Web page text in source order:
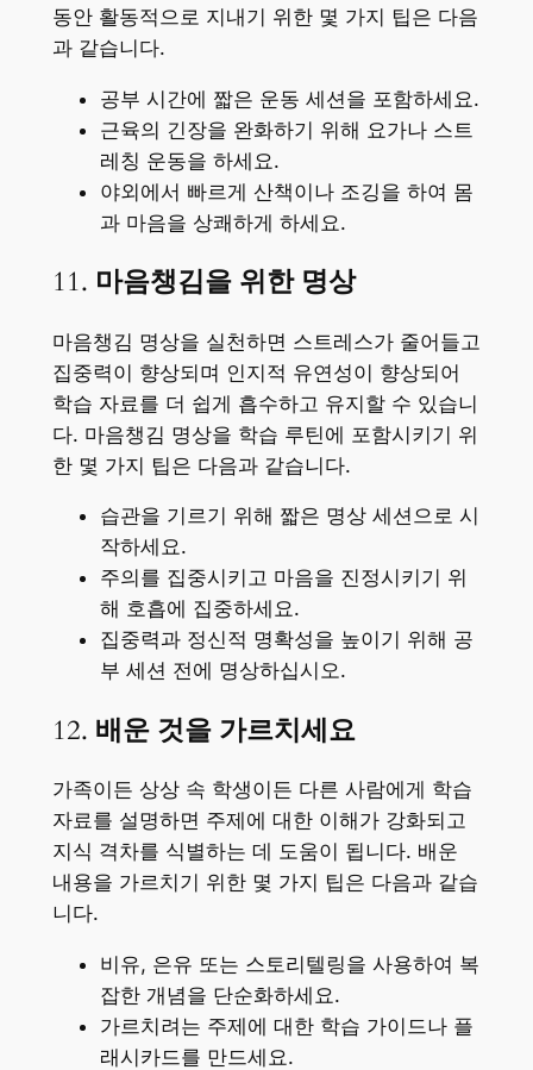
동안 활동적으로 지내기 위한 몇 가지 팁은 다음
과 같습니다.
공부 시간에 짧은 운동 세션을 포함하세요.
근육의 긴장을 완화하기 위해 요가나 스트
레칭 운동을 하세요.
야외에서 빠르게 산책이나 조깅을 하여 몸
과 마음을 상쾌하게 하세요.
11. 마음챙김을 위한 명상
마음챙김 명상을 실천하면 스트레스가 줄어들고
집중력이 향상되며 인지적 유연성이 향상되어
학습 자료를 더 쉽게 흡수하고 유지할 수 있습니
다. 마음챙김 명상을 학습 루틴에 포함시키기 위
한 몇 가지 팁은 다음과 같습니다.
습관을 기르기 위해 짧은 명상 세션으로 시
작하세요.
주의를 집중시키고 마음을 진정시키기 위
해 호흡에 집중하세요.
집중력과 정신적 명확성을 높이기 위해 공
부 세션 전에 명상하십시오.
12. 배운 것을 가르치세요
가족이든 상상 속 학생이든 다른 사람에게 학습
자료를 설명하면 주제에 대한 이해가 강화되고
지식 격차를 식별하는 데 도움이 됩니다. 배운
내용을 가르치기 위한 몇 가지 팁은 다음과 같습
니다.
비유, 은유 또는 스토리텔링을 사용하여 복
잡한 개념을 단순화하세요.
가르치려는 주제에 대한 학습 가이드나 플
래시카드를 만드세요.